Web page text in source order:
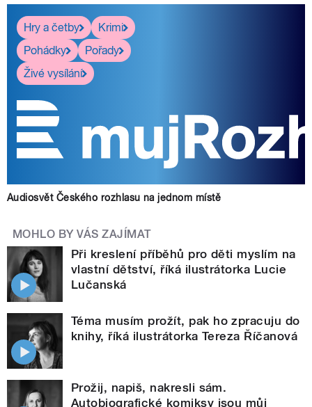
Hry a četby
Krimi
Pohádky
Pořady
Živé vysílání
Audiosvět Českého rozhlasu na jednom místě
MOHLO BY VÁS ZAJÍMAT
Při kreslení příběhů pro děti myslím na
vlastní dětství, říká ilustrátorka Lucie
Lučanská
Téma musím prožít, pak ho zpracuju do
knihy, říká ilustrátorka Tereza Říčanová
Prožij, napiš, nakresli sám.
Autobiografické komiksy jsou můj